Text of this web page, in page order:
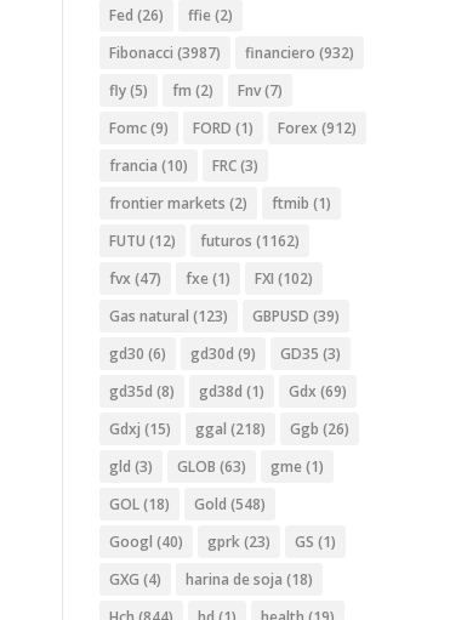
Fed (26) ffie (2)
Fibonacci (3987) financiero (932)
fly(5) fm (2) Fnv(7)
Fomc(9) FORD (1) Forex (912)
francia (10) FRC(3)
frontier markets (2) ftmib (1)
FUTU (12) futuros (1162)
fvx (47) fxe (1) FXI (102)
Gas natural (123) GBPUSD (39)
gd30 (6) gd30d (9) GD35 (3)
gd35d (8) gd38d (1) Gdx (69)
Gdxj (15) ggal (218) Ggb (26)
gld (3) GLOB (63) gme (1)
GOL(18) Gold (548)
Googl (40) gprk(23) GS (1)
GXG (4) harina de soja (18)